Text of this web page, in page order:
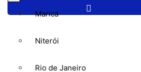
Maricá
Niterói
Rio de Janeiro